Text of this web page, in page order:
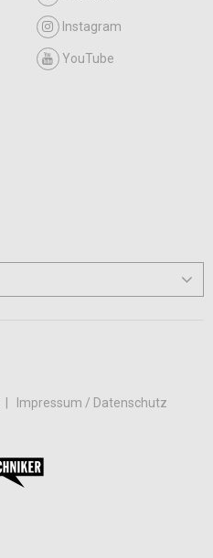
Instagram
YouTube
Impressum / Datenschutz